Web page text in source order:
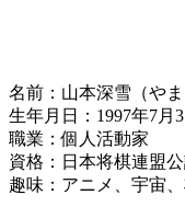
名前：山本深雪（やま
生年月日：1997年7月
職業：個人活動家
資格：日本将棋連盟
趣味：アニメ、宇宙